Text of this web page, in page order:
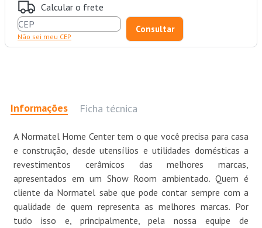
Calcular o frete
Não sei meu CEP
Informações Ficha técnica
A Normatel Home Center tem o que você precisa para casa
e construção, desde utensílios e utilidades domésticas a
revestimentos cerâmicos das melhores marcas,
apresentados em um Show Room ambientado. Quem é
cliente da Normatel sabe que pode contar sempre com a
qualidade de quem representa as melhores marcas. Por
tudo isso e, principalmente, pela nossa equipe de